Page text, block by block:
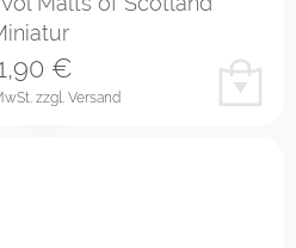
zzgl. Versand
€